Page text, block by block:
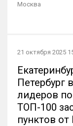
Москва
21 октября 2025
Петербург
лидеров
ТОП-100
пунктов